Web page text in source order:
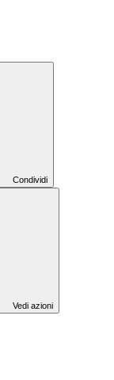
Condividi
Vedi azioni